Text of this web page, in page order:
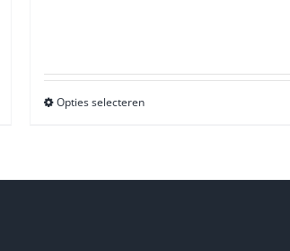
Opties selecterenDit
variaties.